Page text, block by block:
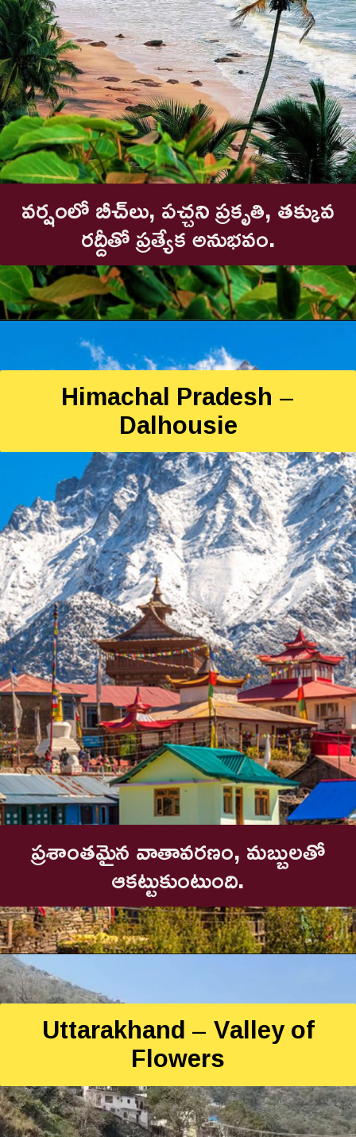
వర్షంలో బీచ్‌లు, పచ్చని ప్రకృతి, తక్కువ
రద్దీతో ప్రత్యేక అనుభవం.
Himachal Pradesh –
Dalhousie
ప్రశాంతమైన వాతావరణం, మబ్బులతో
ఆకట్టుకుంటుంది.
Uttarakhand – Valley of
Flowers